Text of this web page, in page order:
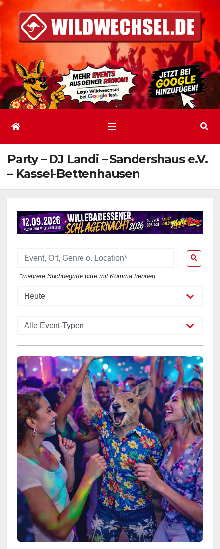
Inhalt
springen
Party – DJ Landi – Sandershaus e.V.
– Kassel-Bettenhausen
*mehrere Suchbegriffe bitte mit Komma trennen